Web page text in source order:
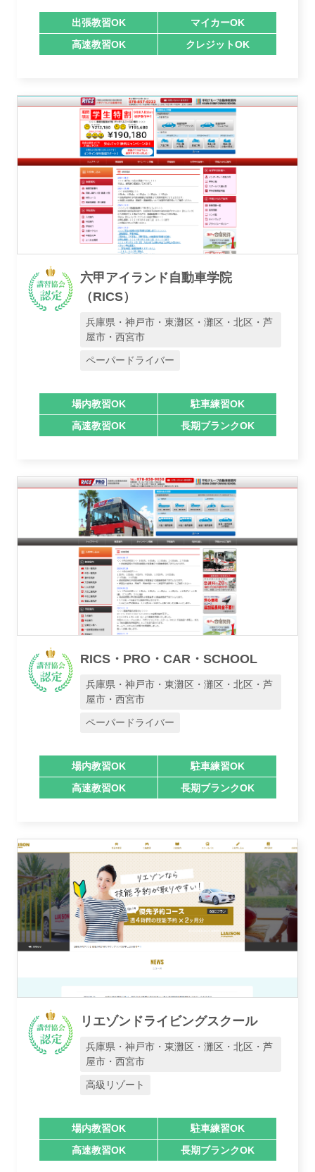
運営会社
出張教習OK
マイカーOK
高速教習OK
クレジットOK
六甲アイランド自動車学院
（RICS）
兵庫県・神戸市・東灘区・灘区・北区・芦
屋市・西宮市
ペーパードライバー
場内教習OK
駐車練習OK
高速教習OK
長期ブランクOK
RICS・PRO・CAR・SCHOOL
兵庫県・神戸市・東灘区・灘区・北区・芦
屋市・西宮市
ペーパードライバー
場内教習OK
駐車練習OK
高速教習OK
長期ブランクOK
リエゾンドライビングスクール
兵庫県・神戸市・東灘区・灘区・北区・芦
屋市・西宮市
高級リゾート
場内教習OK
駐車練習OK
高速教習OK
長期ブランクOK